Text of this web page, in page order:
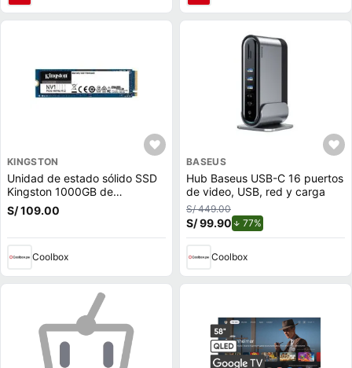
KINGSTON
Unidad de estado sólido SSD
Kingston 1000GB de
capacidad, M.2, NVMe, PCIe
3.0
S/ 109.00
Coolbox
BASEUS
Hub Baseus USB-C 16 puertos
de video, USB, red y carga
S/ 449.00
S/ 99.90 77%
Coolbox